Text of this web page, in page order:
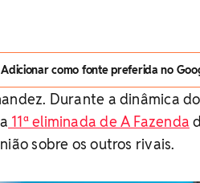
Adicionar como fonte preferida no
Durante a dinâmica do
11ª eliminada de A Fazenda
sobre os outros rivais.